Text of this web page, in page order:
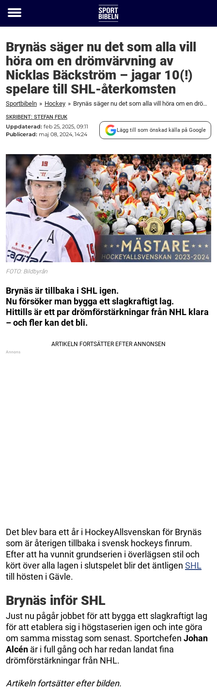
Toggle
Brynäs säger nu det som alla vill
höra om en drömvärvning av
Nicklas Bäckström – jagar 10(!)
spelare till SHL-återkomsten
Sportbibeln » Hockey » Brynäs säger nu det som alla vill höra om en drömvärvning av Nicklas Bäckström – jagar 10(!) spelare till SHL-återkomsten
SKRIBENT: STEFAN FEUK
Uppdaterad: feb 25, 2025, 09:11
Publicerad: maj 08, 2024, 14:24
Lägg till som önskad källa på Google
FOTO: Bildbyrån
Brynäs är tillbaka i SHL igen.
Nu försöker man bygga ett slagkraftigt lag.
Hittills är ett par drömförstärkningar från NHL klara
– och fler kan det bli.
Det blev bara ett år i HockeyAllsvenskan för Brynäs
som är återigen tillbaka i svensk hockeys finrum.
Efter att ha vunnit grundserien i överlägsen stil och
kört över alla lagen i slutspelet blir det äntligen SHL
till hösten i Gävle.
Brynäs inför SHL
Just nu pågår jobbet för att bygga ett slagkraftigt lag
för att etablera sig i högstaserien igen och inte göra
om samma misstag som senast. Sportchefen Johan
Alcén är i full gång och har redan landat fina
drömförstärkningar från NHL.
Artikeln fortsätter efter bilden.